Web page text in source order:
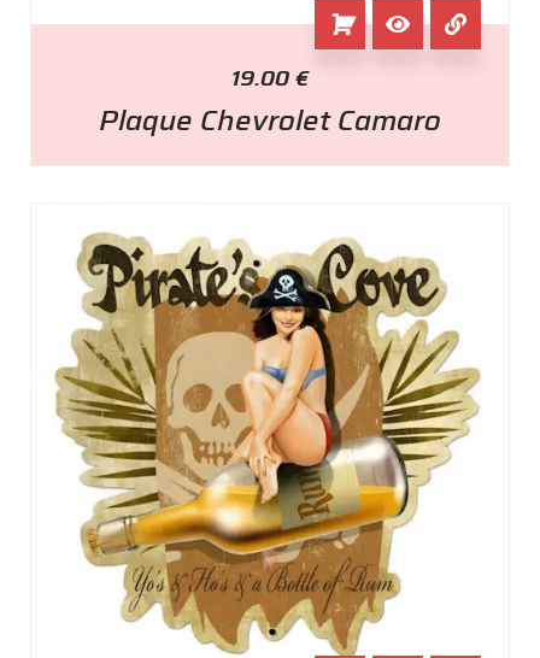
19.00€
Plaque Chevrolet Camaro